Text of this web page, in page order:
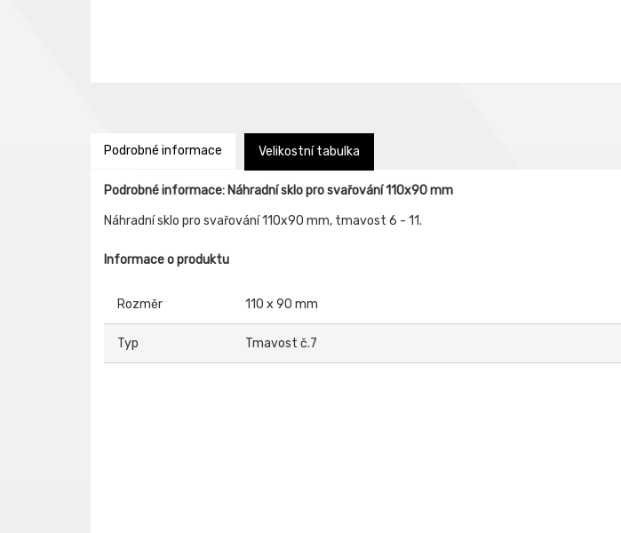
Podrobné informace Velikostní tabulka
Podrobné informace: Náhradní sklo pro svařování 110x90 mm
Náhradní sklo pro svařování 110x90 mm, tmavost 6 - 11.
Informace o produktu
Rozměr 110 x 90 mm
Typ Tmavost č.7